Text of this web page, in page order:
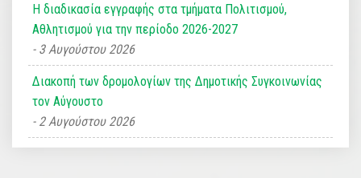
Η διαδικασία εγγραφής στα τμήματα Πολιτισμού,
Αθλητισμού για την περίοδο 2026-2027
3 Αυγούστου 2026
Διακοπή των δρομολογίων της Δημοτικής Συγκοινωνίας
τον Αύγουστο
2 Αυγούστου 2026